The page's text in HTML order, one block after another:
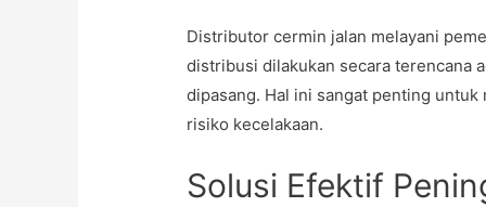
Distributor cermin jalan melayani
distribusi dilakukan secara terencana
dipasang. Hal ini sangat penting
risiko kecelakaan.
Solusi Efektif